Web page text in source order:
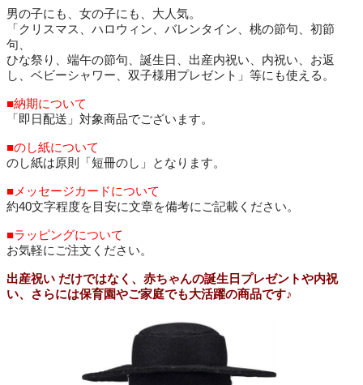
男の子にも、女の子にも、大人気。
「クリスマス、ハロウィン、バレンタイン、桃の節句、初節
句、
ひな祭り、端午の節句、誕生日、出産内祝い、内祝い、お返
し、ベビーシャワー、双子様用プレゼント」等にも使える。
■納期について
「即日配送」対象商品でございます。
■のし紙について
のし紙は原則「短冊のし」となります。
■メッセージカードについて
約40文字程度を目安に文章を備考にご記載ください。
■ラッピングについて
お気軽にご注文ください。
出産祝い だけではなく、赤ちゃんの誕生日プレゼントや内祝
い、さらには保育園やご家庭でも大活躍の商品です♪